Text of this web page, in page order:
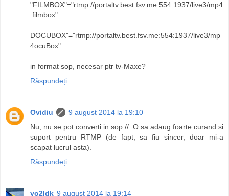
"FILMBOX"="rtmp://portaltv.best.fsv.me:554:1937/live3/mp4
:filmbox"
DOCUBOX"="rtmp://portaltv.best.fsv.me:554:1937/live3/mp
4ocuBox"
in format sop, necesar ptr tv-Maxe?
Răspundeți
Ovidiu
9 august 2014 la 19:10
Nu, nu se pot converti in sop://. O sa adaug foarte curand si
suport pentru RTMP (de fapt, sa fiu sincer, doar mi-a
scapat lucrul asta).
Răspundeți
yo2ldk 9 august 2014 la 19:14